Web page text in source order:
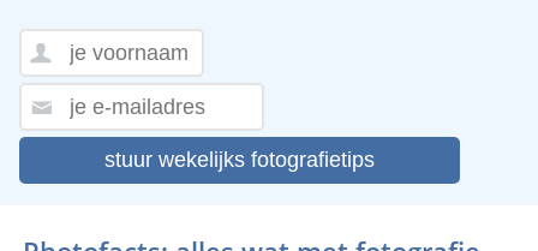
stuur wekelijks fotografietips